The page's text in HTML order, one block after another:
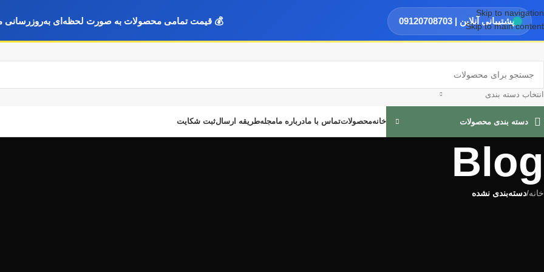
پشتیبانی آنلاین | 09120708703 💰 قیمت تمامی محصولات به صورت لحظه‌ای
Skip to navigation
Skip to main content
انتخاب دسته بندی
دسته بندی محصولات خانهمحصولاتتماس با مادرباره مامجلهطریقه ارسالثبت شکایت
Blog
خانه/دسته‌بندی نشده